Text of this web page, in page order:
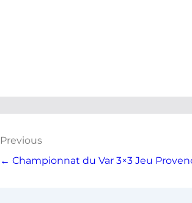
Previous
← Championnat du Var 3×3 Jeu